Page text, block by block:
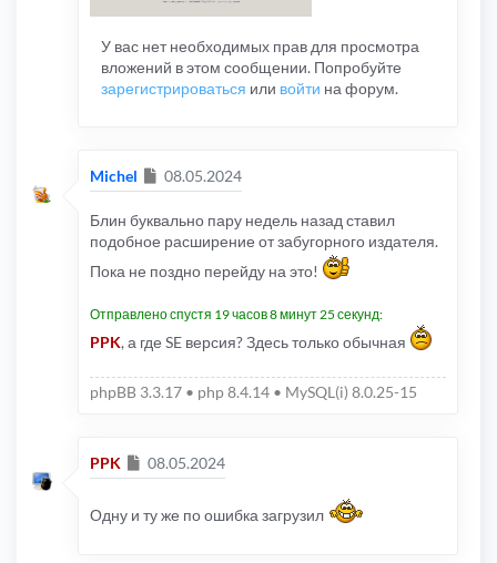
У вас нет необходимых прав для просмотра
вложений в этом сообщении. Попробуйте
зарегистрироваться или войти на форум.
Michel Сообщение
08.05.2024
Блин буквально пару недель назад ставил
подобное расширение от забугорного издателя.
Пока не поздно перейду на это!
Отправлено спустя 19 часов 8 минут 25 секунд:
PPK, а где SE версия? Здесь только обычная
phpBB 3.3.17 • php 8.4.14 • MySQL(i) 8.0.25-15
PPK Сообщение
08.05.2024
Одну и ту же по ошибка загрузил